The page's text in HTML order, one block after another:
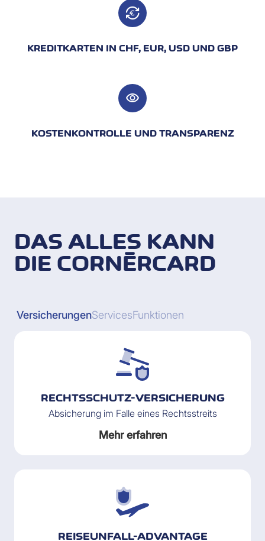
KREDITKARTEN IN CHF, EUR, USD UND GBP
visibility
KOSTENKONTROLLE UND TRANSPARENZ
DAS ALLES KANN
DIE CORNÈRCARD
VersicherungenServicesFunktionen
RECHTSSCHUTZ-VERSICHERUNG
Absicherung im Falle eines Rechtsstreits
Mehr erfahren
REISEUNFALL-ADVANTAGE